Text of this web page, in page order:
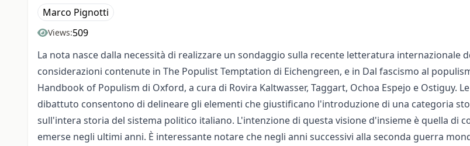
Marco Pignotti
Views:509
La nota nasce dalla necessità di realizzare un sondaggio sulla recente letteratura
considerazioni contenute in The Populist Temptation di Eichengreen, e in Dal fascismo al
Handbook of Populism di Oxford, a cura di Rovira Kaltwasser, Taggart, Ochoa Espejo e
dibattuto consentono di delineare gli elementi che giustificano l'introduzione di una categoria
sull'intera storia del sistema politico italiano. L'intenzione di questa visione d'insieme è quella di
emerse negli ultimi anni. È interessante notare che negli anni successivi alla seconda guerra